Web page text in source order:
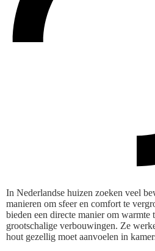
In Nederlandse huizen zoeken veel
manieren om sfeer en comfort te
bieden een directe manier om warmte
grootschalige verbouwingen. Ze
hout gezellig moet aanvoelen in